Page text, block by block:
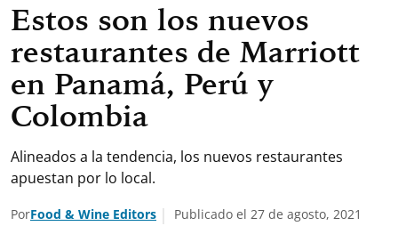
Estos son los nuevos
restaurantes de Marriott
en Panamá, Perú y
Colombia
Alineados a la tendencia, los nuevos restaurantes
apuestan por lo local.
PorFood & Wine Editors Publicado el 27 de agosto, 2021